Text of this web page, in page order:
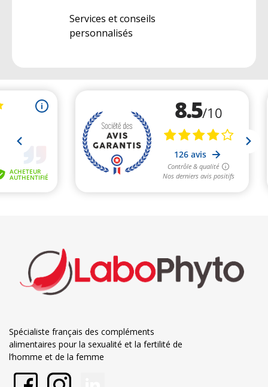
Services et conseils
personnalisés
Spécialiste français des compléments
alimentaires pour la sexualité et la fertilité de
l’homme et de la femme